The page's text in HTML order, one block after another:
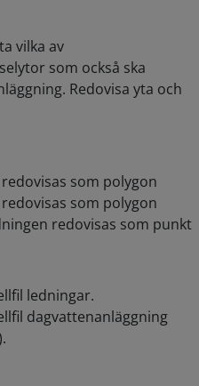
vilka av
som också ska
Redovisa yta och
som polygon
som polygon
redovisas som punkt
ledningar.
dagvattenanläggning